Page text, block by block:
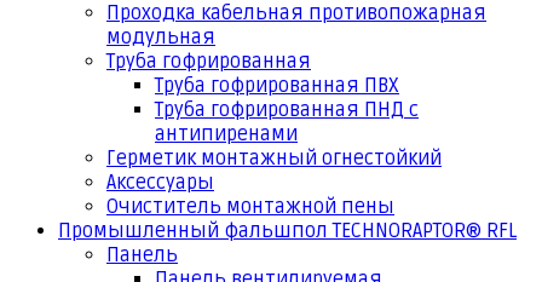
Проходка кабельная противопожарная
модульная
Труба гофрированная
Труба гофрированная ПВХ
Труба гофрированная ПНД с
антипиренами
Герметик монтажный огнестойкий
Аксессуары
Очиститель монтажной пены
Промышленный фальшпол TECHNORAPTOR® RFL
Панель